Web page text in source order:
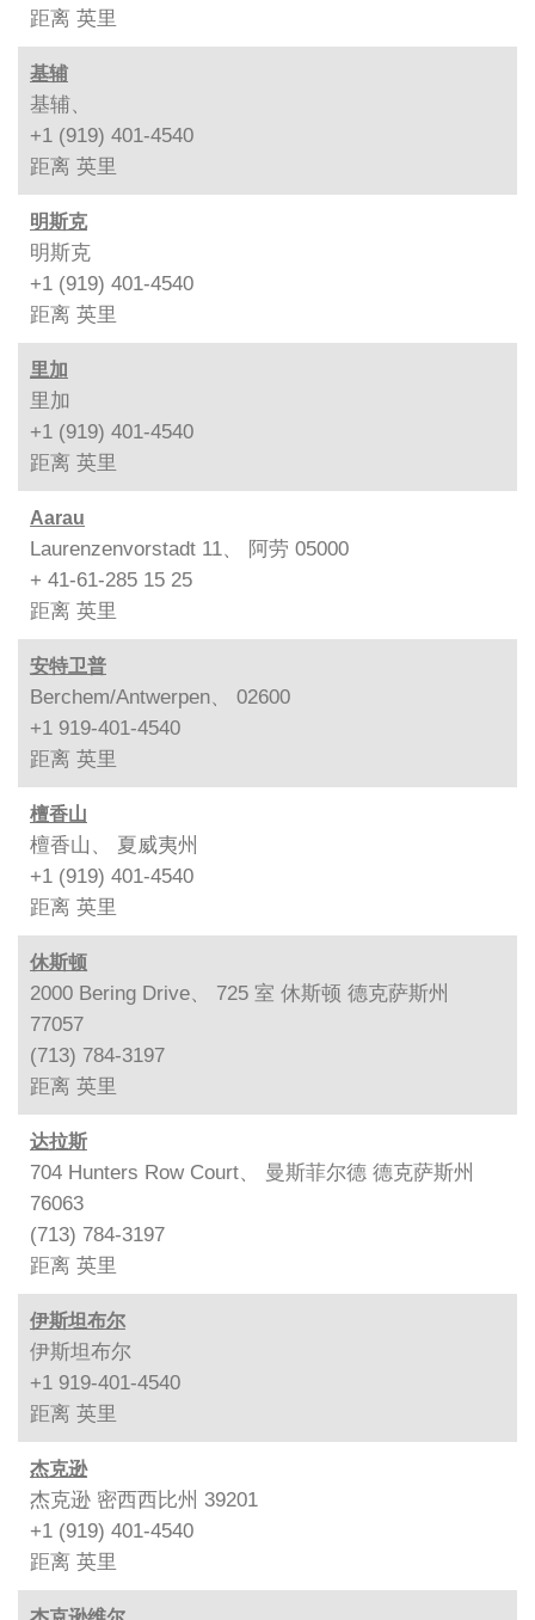
距离 英里
基辅
基辅、
+1 (919) 401-4540
距离 英里
明斯克
明斯克
+1 (919) 401-4540
距离 英里
里加
里加
+1 (919) 401-4540
距离 英里
Aarau
Laurenzenvorstadt 11、 阿劳 05000
+ 41-61-285 15 25
距离 英里
安特卫普
Berchem/Antwerpen、 02600
+1 919-401-4540
距离 英里
檀香山
檀香山、 夏威夷州
+1 (919) 401-4540
距离 英里
休斯顿
2000 Bering Drive、 725 室 休斯顿 德克萨斯州
77057
(713) 784-3197
距离 英里
达拉斯
704 Hunters Row Court、 曼斯菲尔德 德克萨斯州
76063
(713) 784-3197
距离 英里
伊斯坦布尔
伊斯坦布尔
+1 919-401-4540
距离 英里
杰克逊
杰克逊 密西西比州 39201
+1 (919) 401-4540
距离 英里